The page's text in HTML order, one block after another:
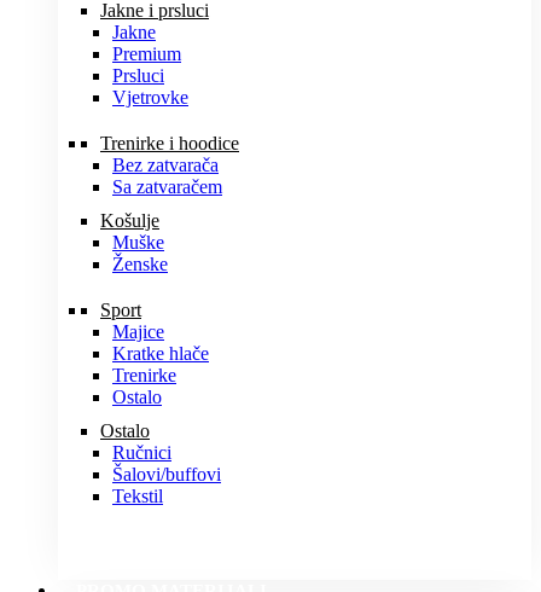
Jakne i prsluci
Jakne
Premium
Prsluci
Vjetrovke
Trenirke i hoodice
Bez zatvarača
Sa zatvaračem
Košulje
Muške
Ženske
Sport
Majice
Kratke hlače
Trenirke
Ostalo
Ostalo
Ručnici
Šalovi/buffovi
Tekstil